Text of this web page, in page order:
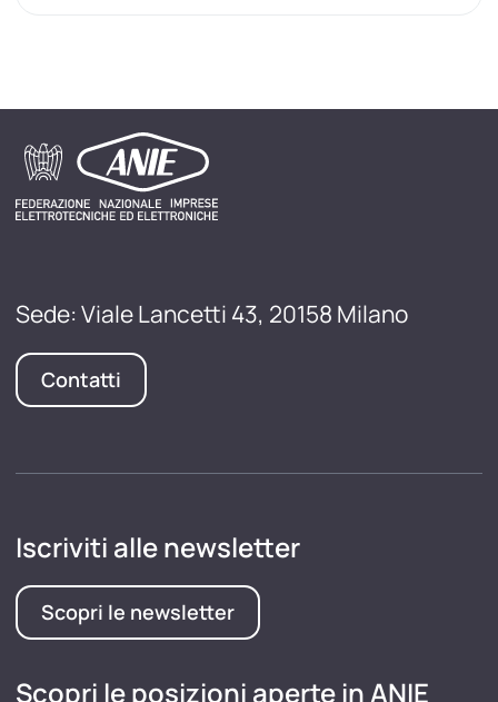
Sede: Viale Lancetti 43, 20158 Milano
Contatti
Iscriviti alle newsletter
Scopri le newsletter
Scopri le posizioni aperte in ANIE